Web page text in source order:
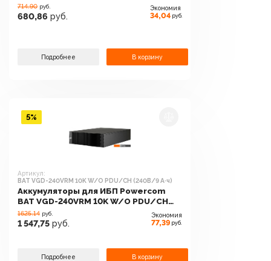
714.90 руб.
680,86 руб.
Экономия
34,04 руб.
Подробнее В корзину
Артикул:
BAT VGD-240VRM 10K W/O PDU/CH (240В/9 А·ч)
Аккумуляторы для ИБП Powercom
BAT VGD-240VRM 10K W/O PDU/CH
(240В/9 А·ч)
1625.14 руб.
1 547,75 руб.
Экономия
77,39 руб.
Подробнее В корзину
5%